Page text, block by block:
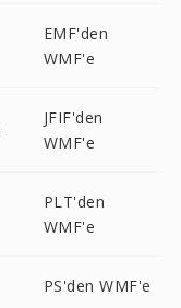
EMF'den
WMF'e
JFIF'den
WMF'e
PLT'den
WMF'e
PS'den WMF'e